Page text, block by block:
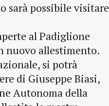
sarà possibile visitare
al Padiglione
nuovo allestimento.
si potrà
di Giuseppe Biasi,
Autonoma della